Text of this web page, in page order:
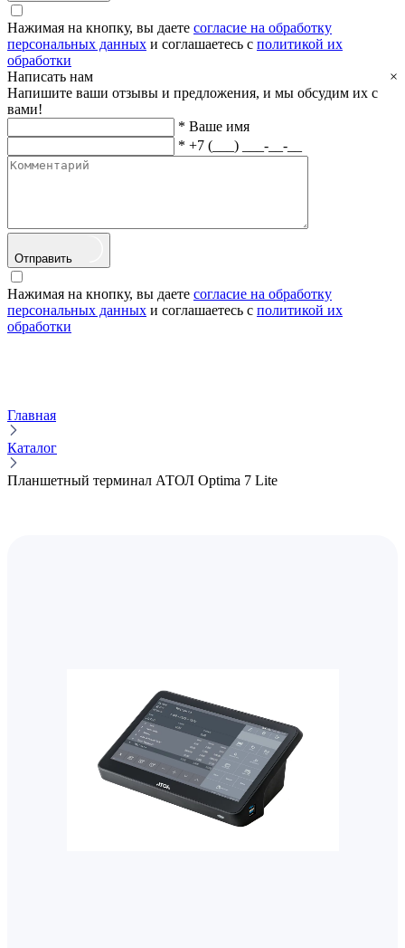
Нажимая на кнопку, вы даете согласие на обработку
персональных данных и соглашаетесь с политикой их
обработки
Написать нам
×
Напишите ваши отзывы и предложения, и мы обсудим их с
вами!
* Ваше имя
* +7 (___) ___-__-__
Отправить
Нажимая на кнопку, вы даете согласие на обработку
персональных данных и соглашаетесь с политикой их
обработки
Главная
Каталог
Планшетный терминал АТОЛ Optima 7 Lite